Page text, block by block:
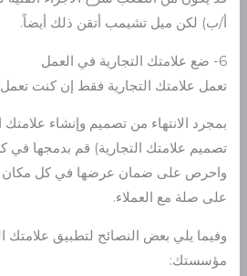
أ/ب) لكن ميل تشيمب أتقن ذلك أيضاً.
6- ضع علامتك التجارية في العمل
تعمل علامتك التجارية فقط إن كنت
بمجرد الانتهاء من تصميم وإنشاء علامتك
تصميم علامتك التجارية) قم بدمجها
واحرص على ضمان عرضها في كل مكان
على صلة مع العملاء.
وفيما يلي بعض النصائح لتطبيق علامتك
مؤسستك: